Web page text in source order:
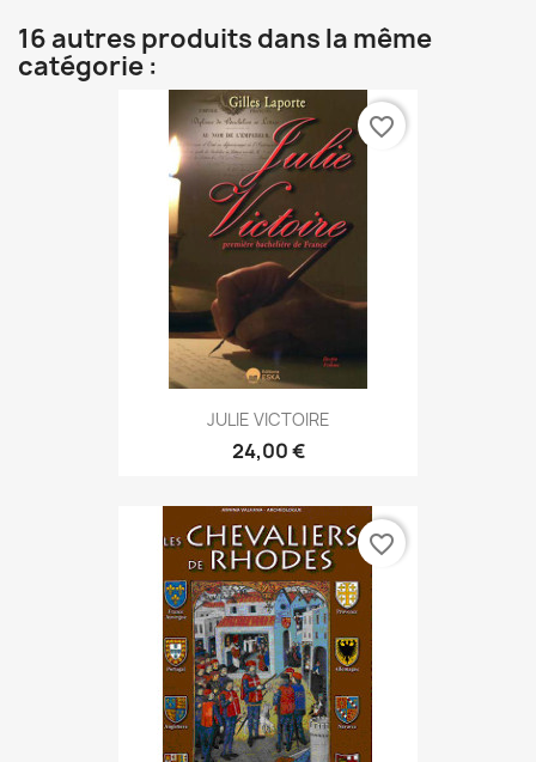
16 autres produits dans la même
catégorie :
JULIE VICTOIRE
24,00 €
favorite_border
favorite_border